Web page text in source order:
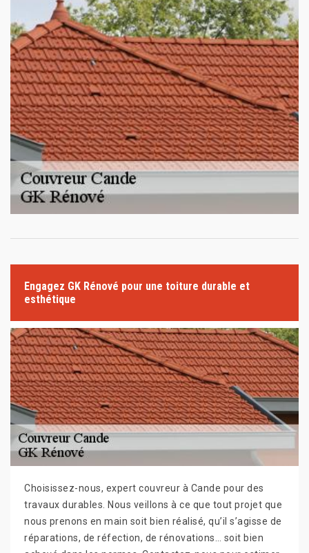
Engagez GK Rénové pour une toiture durable et
esthétique
Choisissez-nous, expert couvreur à Cande pour des
travaux durables. Nous veillons à ce que tout projet que
nous prenons en main soit bien réalisé, qu’il s’agisse de
réparations, de réfection, de rénovations… soit bien